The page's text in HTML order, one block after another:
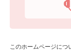
このホームページにつ